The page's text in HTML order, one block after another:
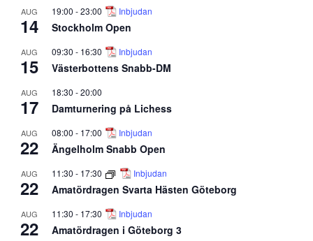
AUG
14
19:00 -23:00 Inbjudan
Stockholm Open
AUG
15
09:30 - 16:30 Inbjudan
Västerbottens Snabb-DM
AUG
17
18:30 -20:00
Damturnering på Lichess
AUG
22
08:00 - 17:00 Inbjudan
Ängelholm Snabb Open
AUG
22
11:30 - 17:30 Inbjudan
Amatördragen Svarta Hästen Göteborg
AUG
22
11:30 - 17:30 Inbjudan
Amatördragen i Göteborg 3